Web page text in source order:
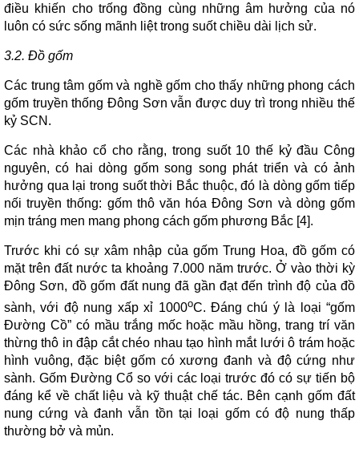
điều khiến cho trống đồng cùng những âm hưởng của nó
luôn có sức sống mãnh liệt trong suốt chiều dài lịch sử.
3.2. Đồ gốm
Các trung tâm gốm và nghề gốm cho thấy những phong cách
gốm truyền thống Đông Sơn vẫn được duy trì trong nhiều thế
kỷ SCN.
Các nhà khảo cổ cho rằng, trong suốt 10 thế kỷ đầu Công
nguyên, có hai dòng gốm song song phát triển và có ảnh
hưởng qua lại trong suốt thời Bắc thuộc, đó là dòng gốm tiếp
nối truyền thống: gốm thô văn hóa Đông Sơn và dòng gốm
mịn tráng men mang phong cách gốm phương Bắc [4].
Trước khi có sự xâm nhập của gốm Trung Hoa, đồ gốm có
mặt trên đất nước ta khoảng 7.000 năm trước. Ở vào thời kỳ
Đông Sơn, đồ gốm đất nung đã gần đạt đến trình độ của đồ
sành, với độ nung xấp xỉ 1000oC. Đáng chú ý là loại “gốm
Đường Cồ” có mầu trắng mốc hoặc mầu hồng, trang trí văn
thừng thô in đập cắt chéo nhau tạo hình mắt lưới ô trám hoặc
hình vuông, đặc biệt gốm có xương đanh và độ cứng như
sành. Gốm Đường Cổ so với các loại trước đó có sự tiến bộ
đáng kể về chất liệu và kỹ thuật chế tác. Bên cạnh gốm đất
nung cứng và đanh vẫn tồn tại loại gốm có độ nung thấp
thường bở và mủn.